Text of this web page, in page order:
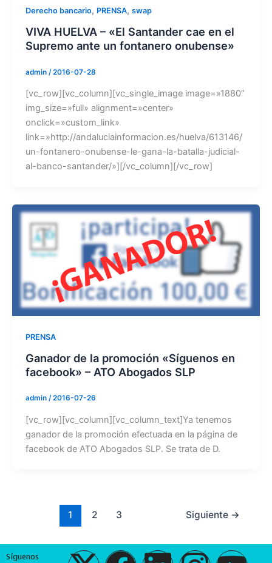
Derecho bancario, PRENSA, swap
VIVA HUELVA – «El Santander cae en el
Supremo ante un fontanero onubense»
admin /2016-07-28
[vc_row][vc_column][vc_single_image image=»1880″
img_size=»full» alignment=»center»
onclick=»custom_link»
link=»http://andaluciainformacion.es/huelva/613146/
un-fontanero-onubense-le-gana-la-batalla-judicial-
al-banco-santander/»][/vc_column][/vc_row]
PRENSA
Ganador de la promoción «Síguenos en
facebook» – ATO Abogados SLP
admin /2016-07-26
[vc_row][vc_column][vc_column_text]Ya tenemos
ganador de la promoción efectuada en la página de
facebook de ATO Abogados SLP. Se trata de D.
1 2 3 Siguiente →
Síguenos